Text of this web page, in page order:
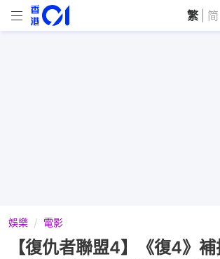
繁 简
娛樂 電影
【復仇者聯盟4】《復4》